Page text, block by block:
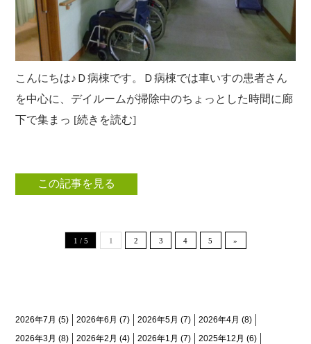
こんにちは♪Ｄ病棟です。Ｄ病棟では車いすの患者さん
を中心に、デイルームが掃除中のちょっとした時間に廊
下で集まっ [続きを読む]
この記事を見る
1 / 5 1 2 3 4 5 »
2026年7月 (5) 2026年6月 (7) 2026年5月 (7) 2026年4月 (8)
2026年3月 (8) 2026年2月 (4) 2026年1月 (7) 2025年12月 (6)